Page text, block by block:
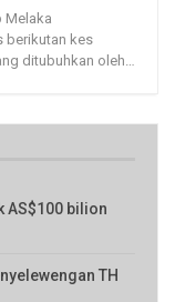
Melaka
berikutan kes
ditubuhkan oleh…
AS$100 bilion
TH